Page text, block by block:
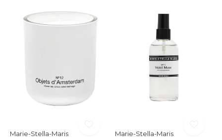
Marie-Stella-Maris Marie-Stella-Maris